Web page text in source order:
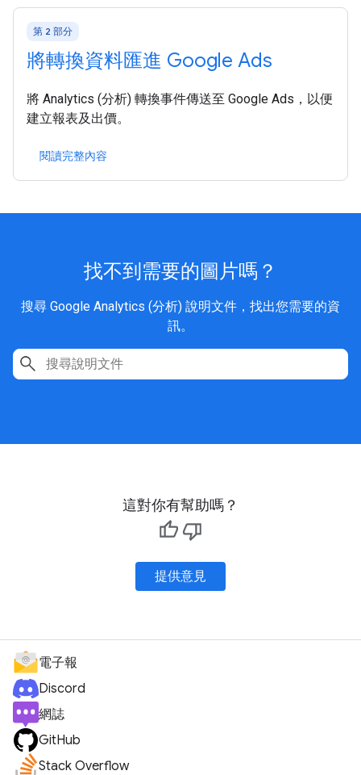
第 2 部分
將轉換資料匯進 Google Ads
將 Analytics (分析) 轉換事件傳送至 Google Ads，以便
建立報表及出價。
閱讀完整內容
找不到需要的圖片嗎？
搜尋 Google Analytics (分析) 說明文件，找出您需要的資
訊。
這對你有幫助嗎？
提供意見
電子報
Discord
網誌
GitHub
Stack Overflow